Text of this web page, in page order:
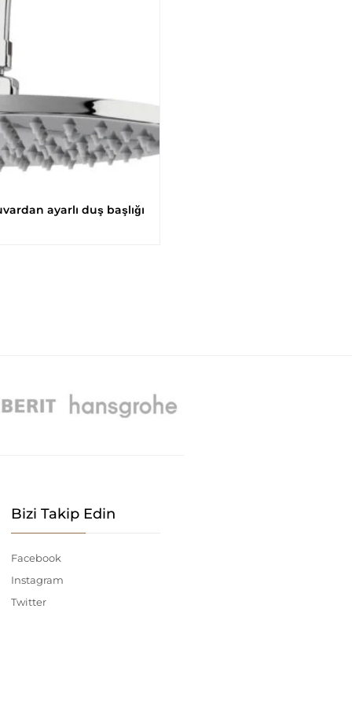
ayarlı duş başlığı
Bizi Takip Edin
Facebook
Instagram
Twitter